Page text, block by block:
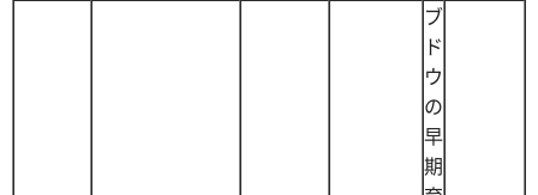
ブ
ド
ウ
の
早
期